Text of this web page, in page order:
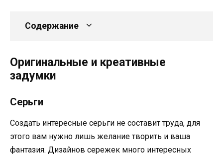
Содержание
Оригинальные и креативные
задумки
Серьги
Создать интересные серьги не составит труда, для
этого вам нужно лишь желание творить и ваша
фантазия. Дизайнов сережек много интересных